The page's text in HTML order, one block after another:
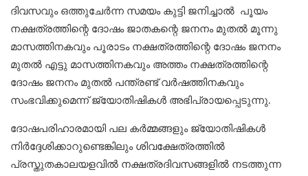
ദിവസവും ഒത്തുചേർന്ന സമയം കുട്ടി ജനിച്ചാൽ പൂയം
നക്ഷത്രത്തിന്റെ ദോഷം ജാതകന്റെ ജനനം മുതൽ മൂന്നു
മാസത്തിനകവും പൂരാടം നക്ഷത്രത്തിന്റെ ദോഷം ജനനം
മുതൽ എട്ടു മാസത്തിനകവും അത്തം നക്ഷത്രത്തിന്റെ
ദോഷം ജനനം മുതൽ പന്ത്രണ്ട് വർഷത്തിനകവും
സംഭവിക്കുമെന്ന് ജ്യോതിഷികൾ അഭിപ്രായപ്പെടുന്നു.
ദോഷപരിഹാരമായി പല കര്‍മ്മങ്ങളും ജ്യോതിഷികള്‍
നിര്‍ദ്ദേശിക്കാറുണ്ടെങ്കിലും ശിവക്ഷേത്രത്തില്‍
പ്രസ്തുതകാലയളവില്‍ നക്ഷത്രദിവസങ്ങളില്‍ നടത്തുന്ന